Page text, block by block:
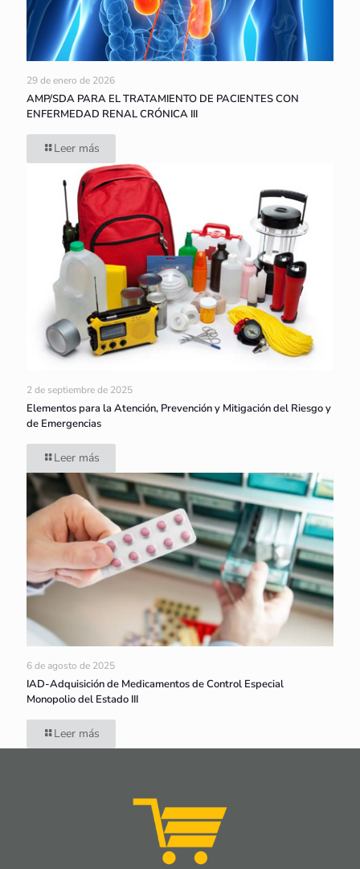
29 de enero de 2026
AMP/SDA PARA EL TRATAMIENTO DE PACIENTES CON
ENFERMEDAD RENAL CRÓNICA III
Leer más
2 de septiembre de 2025
Elementos para la Atención, Prevención y Mitigación del Riesgo y
de Emergencias
Leer más
6 de agosto de 2025
IAD-Adquisición de Medicamentos de Control Especial
Monopolio del Estado III
Leer más